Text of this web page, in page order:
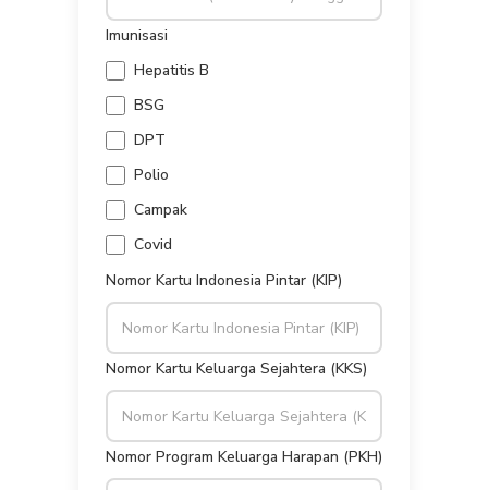
Imunisasi
Hepatitis B
BSG
DPT
Polio
Campak
Covid
Nomor Kartu Indonesia Pintar (KIP)
Nomor Kartu Keluarga Sejahtera (KKS)
Nomor Program Keluarga Harapan (PKH)